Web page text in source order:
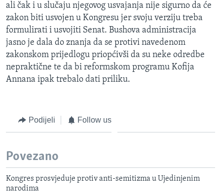
ali čak i u slučaju njegovog usvajanja nije sigurno da će
zakon biti usvojen u Kongresu jer svoju verziju treba
formulirati i usvojiti Senat. Bushova administracija
jasno je dala do znanja da se protivi navedenom
zakonskom prijedlogu priopćivši da su neke odredbe
nepraktične te da bi reformskom programu Kofija
Annana ipak trebalo dati priliku.
Podijeli Follow us
Povezano
Kongres prosvjeduje protiv anti-semitizma u Ujedinjenim
narodima